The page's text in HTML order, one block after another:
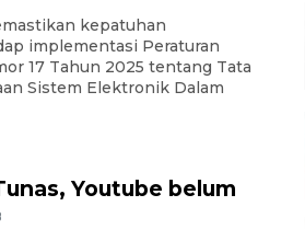
kepatuhan
implementasi Peraturan
17 Tahun 2025 tentang Tata
Sistem Elektronik Dalam
Youtube belum